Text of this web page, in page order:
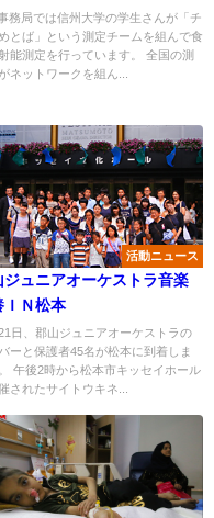
務局では信州大学の学生さんが「チ
とば」という測定チームを組んで食
能測定を行っています。 全国の測
ネットワークを組ん...
活動ニュース
ジュニアオーケストラ音楽
ＩＮ松本
日、郡山ジュニアオーケストラの
ーと保護者45名が松本に到着しま
午後2時から松本市キッセイホール
されたサイトウキネ...